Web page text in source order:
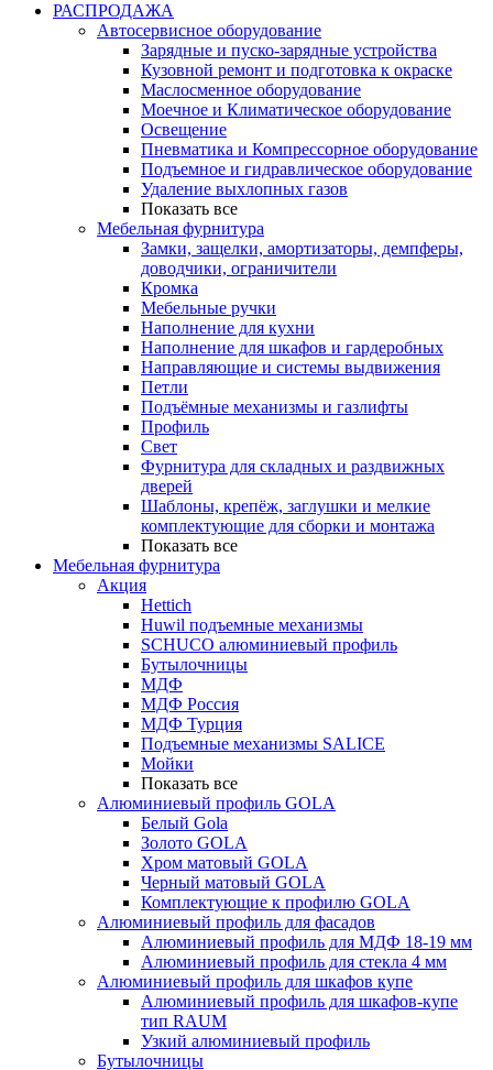
РАСПРОДАЖА
Автосервисное оборудование
Зарядные и пуско-зарядные устройства
Кузовной ремонт и подготовка к окраске
Маслосменное оборудование
Моечное и Климатическое оборудование
Освещение
Пневматика и Компрессорное оборудование
Подъемное и гидравлическое оборудование
Удаление выхлопных газов
Показать все
Мебельная фурнитура
Замки, защелки, амортизаторы, демпферы,
доводчики, ограничители
Кромка
Мебельные ручки
Наполнение для кухни
Наполнение для шкафов и гардеробных
Направляющие и системы выдвижения
Петли
Подъёмные механизмы и газлифты
Профиль
Свет
Фурнитура для складных и раздвижных
дверей
Шаблоны, крепёж, заглушки и мелкие
комплектующие для сборки и монтажа
Показать все
Мебельная фурнитура
Акция
Hettich
Huwil подъемные механизмы
SCHUCO алюминиевый профиль
Бутылочницы
МДФ
МДФ Россия
МДФ Турция
Подъемные механизмы SALICE
Мойки
Показать все
Алюминиевый профиль GOLA
Белый Gola
Золото GOLA
Хром матовый GOLA
Черный матовый GOLA
Комплектующие к профилю GOLA
Алюминиевый профиль для фасадов
Алюминиевый профиль для МДФ 18-19 мм
Алюминиевый профиль для стекла 4 мм
Алюминиевый профиль для шкафов купе
Алюминиевый профиль для шкафов-купе
тип RAUM
Узкий алюминиевый профиль
Бутылочницы